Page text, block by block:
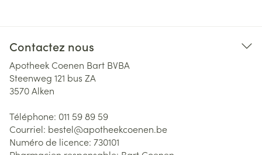
Contactez nous
Apotheek Coenen Bart BVBA
Steenweg 121 bus ZA
3570Alken
Téléphone: 011 59 89 59
Courriel: bestel@apotheekcoenen.be
Numéro de licence: 730101